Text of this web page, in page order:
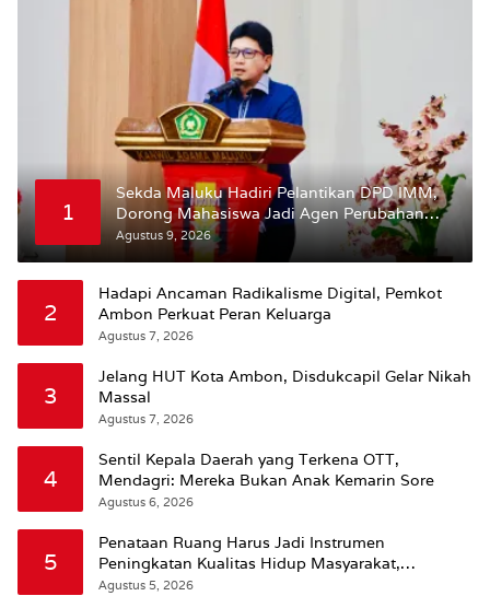
1
Sekda Maluku Hadiri Pelantikan DPD IMM,
Dorong Mahasiswa Jadi Agen Perubahan
dan Mitra Strategis Pemerintah
Agustus 9, 2026
2
Hadapi Ancaman Radikalisme Digital, Pemkot
Ambon Perkuat Peran Keluarga
Agustus 7, 2026
3
Jelang HUT Kota Ambon, Disdukcapil Gelar Nikah
Massal
Agustus 7, 2026
4
Sentil Kepala Daerah yang Terkena OTT,
Mendagri: Mereka Bukan Anak Kemarin Sore
Agustus 6, 2026
5
Penataan Ruang Harus Jadi Instrumen
Peningkatan Kualitas Hidup Masyarakat,
Wattimena: Revisi RT-RW Ditetapkan Pemkot
Agustus 5, 2026